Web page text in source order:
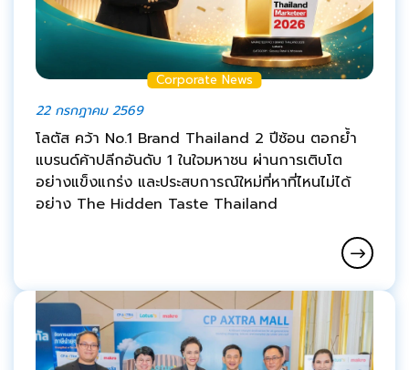
Corporate News
22 กรกฎาคม 2569
โลตัส คว้า No.1 Brand Thailand 2 ปีซ้อน ตอกย้ำ
แบรนด์ค้าปลีกอันดับ 1 ในใจมหาชน ผ่านการเติบโต
อย่างแข็งแกร่ง และประสบการณ์ใหม่ที่หาที่ไหนไม่ได้
อย่าง The Hidden Taste Thailand